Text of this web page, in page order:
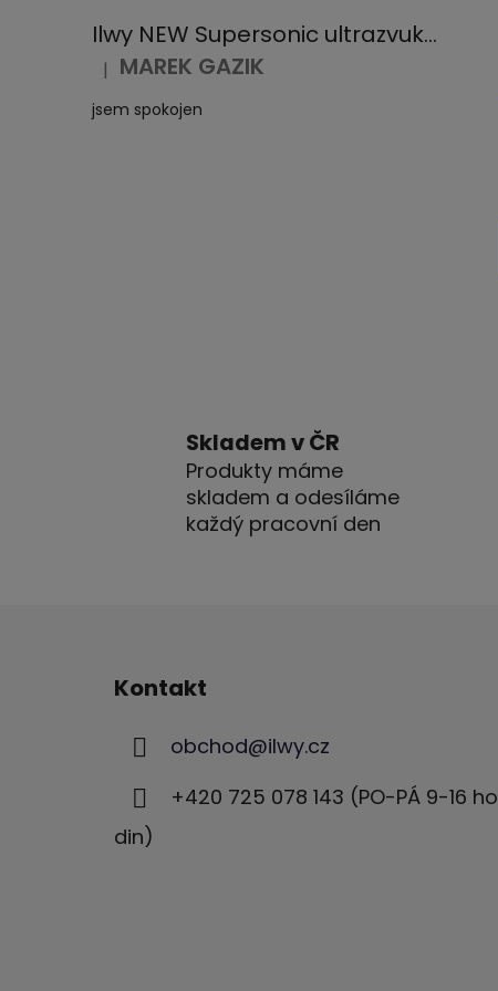
Ilwy NEW Supersonic ultrazvuková špachtle na čištění pleti
Hodnocení produktu je 5 z 5 hvězdiček.
| MAREK GAZIK
jsem spokojen
Skladem v ČR
Produkty máme
skladem a odesíláme
každý pracovní den
Kontakt
obchod@ilwy.cz
+420 725 078 143 (PO-PÁ 9-16 ho
din)